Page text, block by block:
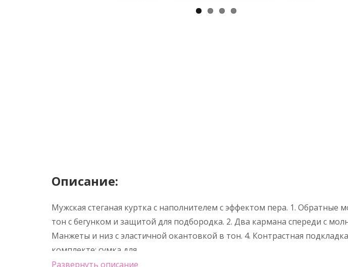
Описание:
Мужская стеганая куртка с наполнителем с эффектом пера. 1. Обратные
тон с бегунком и защитой для подбородка. 2. Два кармана спереди с
Манжеты и низ с эластичной окантовкой в тон. 4. Контрастная
комплекте: сумка для
Развернуть описание